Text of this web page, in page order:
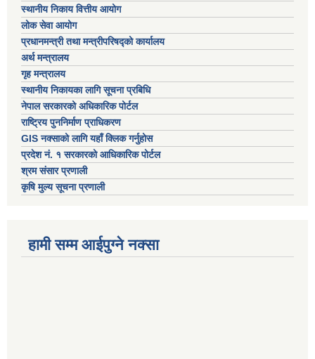
स्थानीय निकाय वित्तीय आयोग
लोक सेवा आयोग
प्रधानमन्त्री तथा मन्त्रीपरिषद्को कार्यालय
अर्थ मन्त्रालय
गृह मन्त्रालय
स्थानीय निकायका लागि सूचना प्रबिधि
नेपाल सरकारको अधिकारिक पोर्टल
राष्ट्रिय पुननिर्माण प्राधिकरण
GIS नक्साको लागि यहाँ क्लिक गर्नुहोस
प्रदेश नं. १ सरकारको आधिकारिक पोर्टल
श्रम संसार प्रणाली
कृषि मुल्य सूचना प्रणाली
हामी सम्म आईपुग्ने नक्सा